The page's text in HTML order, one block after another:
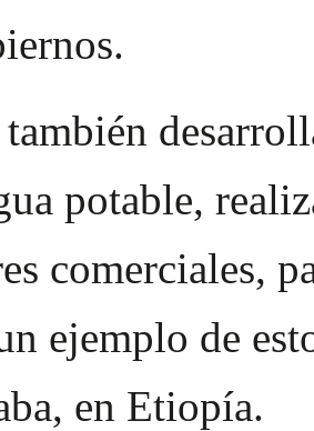
potable,
comerciales,
ejemplo de
en Etiopía.